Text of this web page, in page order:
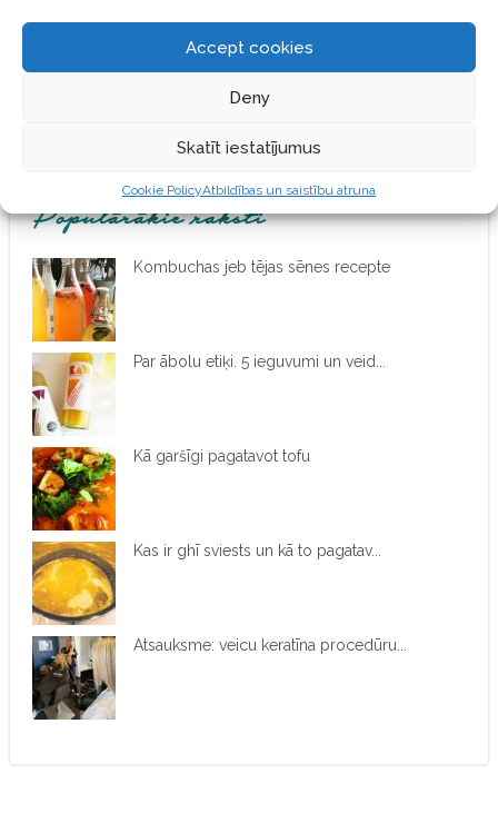
Accept cookies
Deny
Skatīt iestatījumus
Cookie PolicyAtbildības un saistību atruna
Populārākie raksti
Kombuchas jeb tējas sēnes recepte
Par ābolu etiķi. 5 ieguvumi un veid...
Kā garšīgi pagatavot tofu
Kas ir ghī sviests un kā to pagatav...
Atsauksme: veicu keratīna procedūru...